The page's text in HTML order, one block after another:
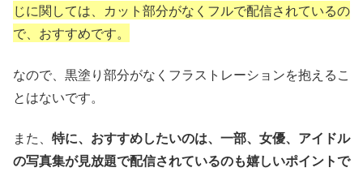
じに関しては、カット部分がなくフルで配信されているの
で、おすすめです。
なので、黒塗り部分がなくフラストレーションを抱えるこ
とはないです。
また、 特に、おすすめしたいのは、一部、女優、アイドル
の写真集が見放題で配信されているのも嬉しいポイントで